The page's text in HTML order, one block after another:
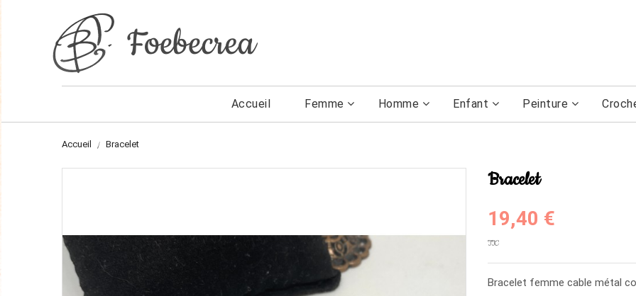
Accueil Femme Homme Enfant Peinture
Accueil Bracelet
Bracelet
19,40 €
TTC
Bracelet femme cable métal